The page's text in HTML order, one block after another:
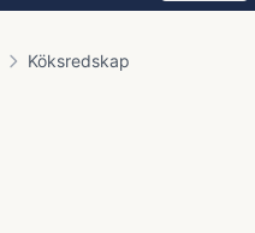
Köksredskap